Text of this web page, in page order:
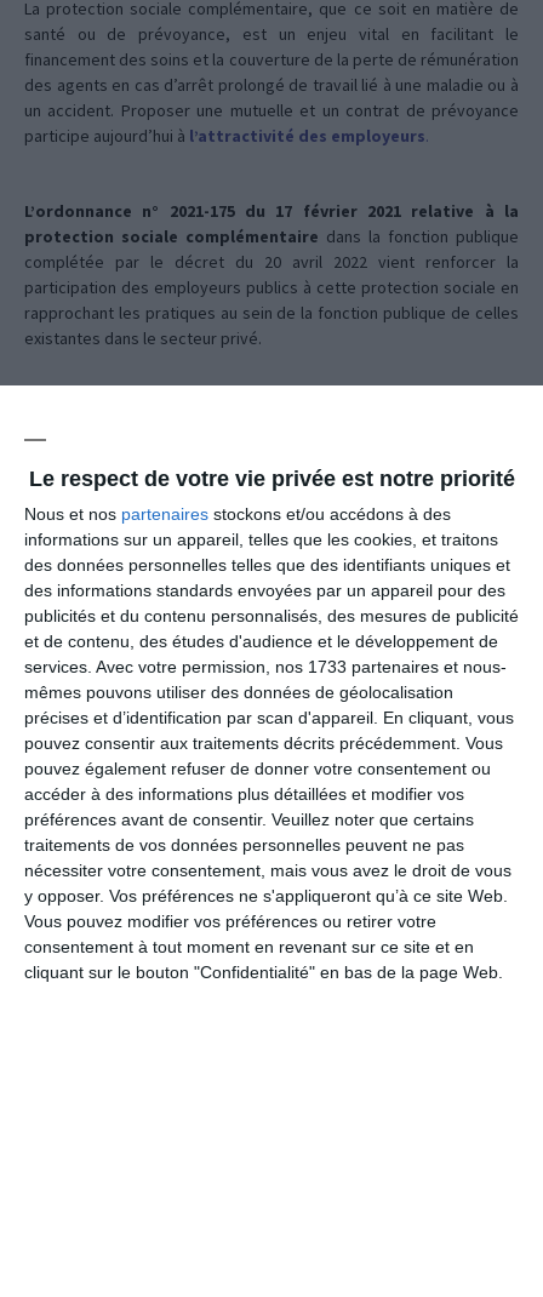
Le respect de votre vie privée est notre priorité
Nous et nos partenaires stockons et/ou accédons à des
informations sur un appareil, telles que les cookies, et traitons
des données personnelles telles que des identifiants uniques et
des informations standards envoyées par un appareil pour des
publicités et du contenu personnalisés, des mesures de publicité
et de contenu, des études d'audience et le développement de
services. Avec votre permission, nos 1733 partenaires et nous-
mêmes pouvons utiliser des données de géolocalisation
précises et d’identification par scan d'appareil. En cliquant, vous
pouvez consentir aux traitements décrits précédemment. Vous
pouvez également refuser de donner votre consentement ou
accéder à des informations plus détaillées et modifier vos
préférences avant de consentir. Veuillez noter que certains
traitements de vos données personnelles peuvent ne pas
nécessiter votre consentement, mais vous avez le droit de vous
y opposer. Vos préférences ne s'appliqueront qu’à ce site Web.
Vous pouvez modifier vos préférences ou retirer votre
consentement à tout moment en revenant sur ce site et en
cliquant sur le bouton "Confidentialité" en bas de la page Web.
La protection sociale complémentaire, que ce soit en matière de
santé ou de prévoyance, est un enjeu vital en facilitant le
financement des soins et la couverture de la perte de rémunération
des agents en cas d’arrêt prolongé de travail lié à une maladie ou à
un accident. Proposer une mutuelle et un contrat de prévoyance
participe aujourd’hui à l’attractivité des employeurs.
L’ordonnance n° 2021-175 du 17 février 2021 relative à la
protection sociale complémentaire dans la fonction publique
complétée par le décret du 20 avril 2022 vient renforcer la
participation des employeurs publics à cette protection sociale en
rapprochant les pratiques au sein de la fonction publique de celles
existantes dans le secteur privé.
versant une participation en santé et/ou prévoyance. La législation
introduit en 2021 un caractère obligatoire avec une date butoir.
Ainsi, elle prévoitl’obligation pour les employeurs de
participer financièrement:
aux contrats en prévoyance des agents en 2025 à
hauteur de 7,00€(soit 20% minimum d’un montant de
référence de 35,00 €)
aux contrats en santé en 2026 à hauteur de 15,00 € (soit
50 % minimum d’un montant de référence de 30,00 €).
BON A SAVOIR !
Les montants obligatoires à compter de 2025/2026 sont des
minimum pour chaque risque : cela implique qu’il peut être versé